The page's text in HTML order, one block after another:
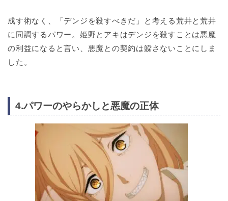
成す術なく、「デンジを殺すべきだ」と考える荒井と荒井
に同調するパワー。姫野とアキはデンジを殺すことは悪魔
の利益になると言い、悪魔との契約は躱さないことにしま
した。
4.パワーのやらかしと悪魔の正体